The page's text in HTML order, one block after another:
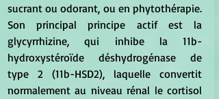
sucrant ou odorant, ou en phytothérapie.
Son principal principe actif est la
glycyrrhizine, qui inhibe la 11b-
hydroxystéroïde déshydrogénase de
type 2 (11b-HSD2), laquelle convertit
normalement au niveau rénal le cortisol